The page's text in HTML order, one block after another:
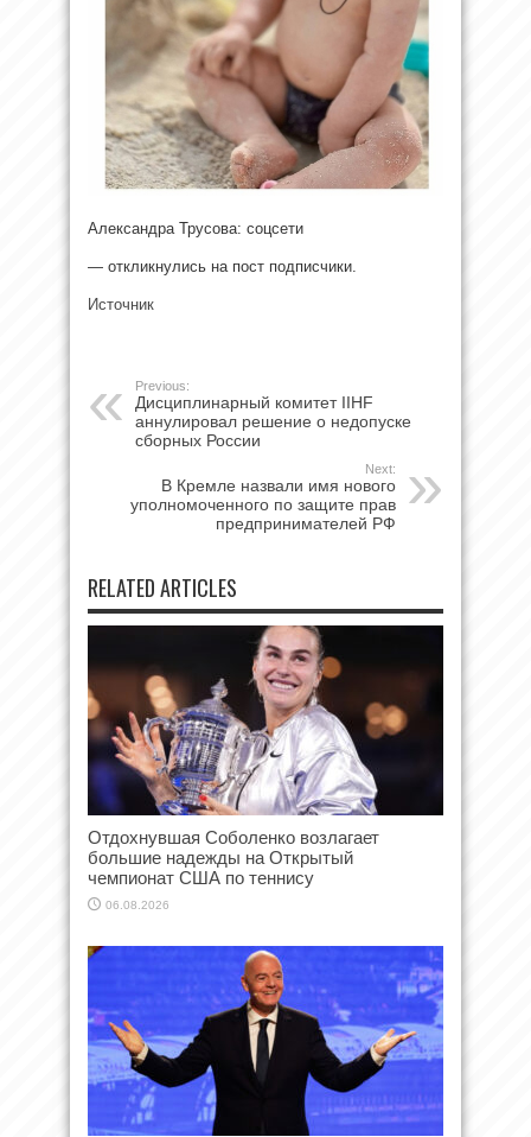
Александра Трусова: соцсети
— откликнулись на пост подписчики.
Источник
Previous:
Дисциплинарный комитет IIHF
аннулировал решение о недопуске
сборных России
Next:
В Кремле назвали имя нового
уполномоченного по защите прав
предпринимателей РФ
RELATED ARTICLES
Отдохнувшая Соболенко возлагает
большие надежды на Открытый
чемпионат США по теннису
06.08.2026